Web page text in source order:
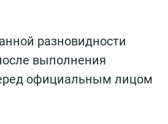
разновидности
выполнения
официальным лицом